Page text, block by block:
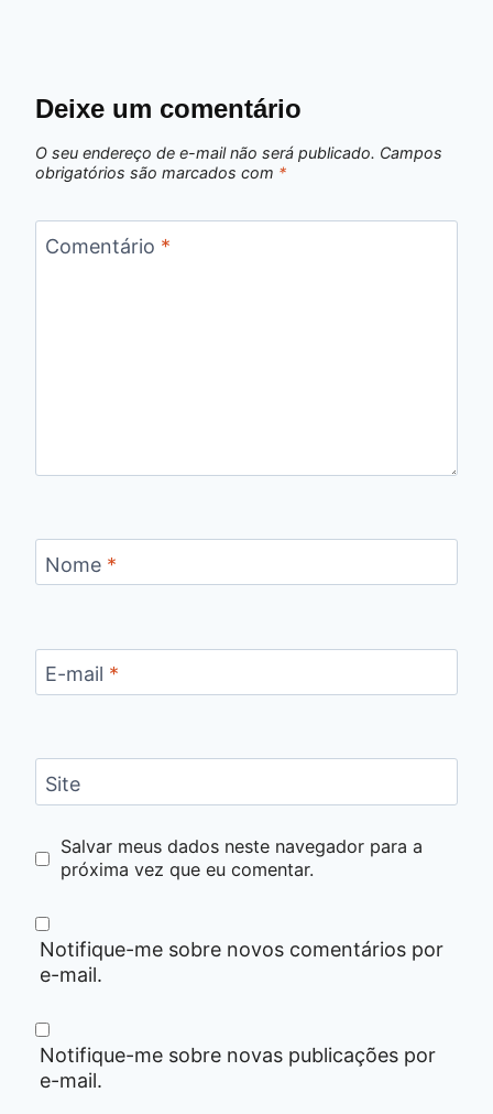
Deixe um comentário
O seu endereço de e-mail não será publicado. Campos
obrigatórios são marcados com *
Comentário *
Nome *
E-mail *
Site
Salvar meus dados neste navegador para a
próxima vez que eu comentar.
Notifique-me sobre novos comentários por
e-mail.
Notifique-me sobre novas publicações por
e-mail.